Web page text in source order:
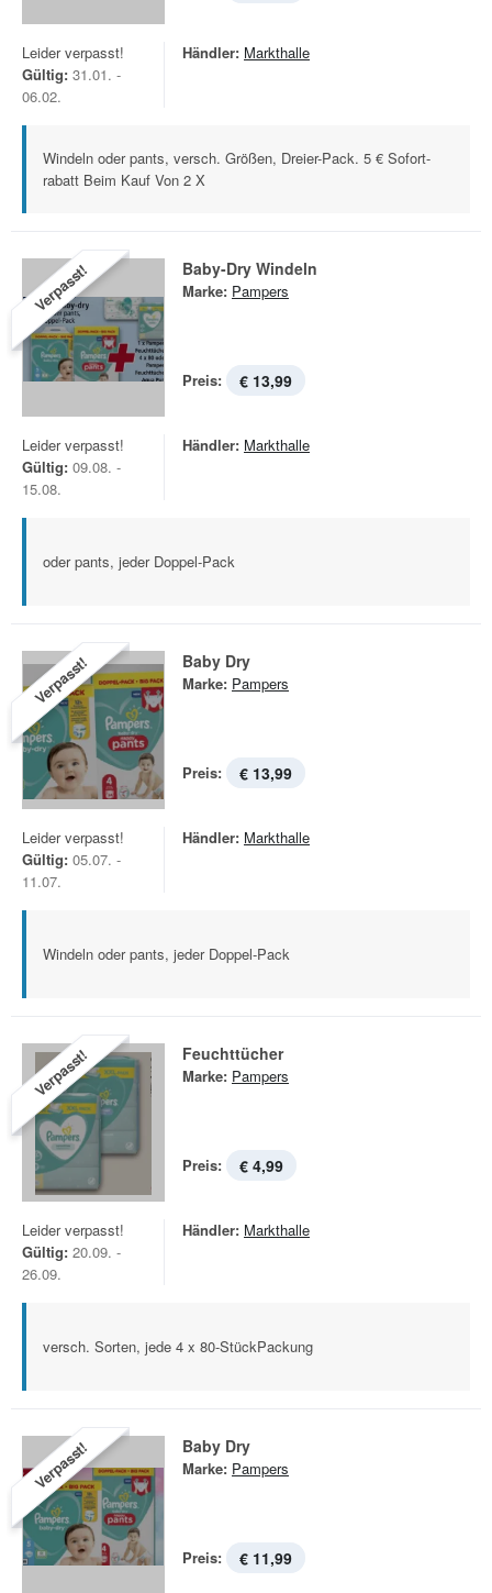
Leider verpasst!
Gültig: 31.01. -
06.02.
Händler: Markthalle
Windeln oder pants, versch. Größen, Dreier-Pack. 5 € Sofort-
rabatt Beim Kauf Von 2 X
Verpasst! Baby-Dry Windeln
Marke: Pampers
Preis: € 13,99
Leider verpasst!
Gültig: 09.08. -
15.08.
Händler: Markthalle
oder pants, jeder Doppel-Pack
Verpasst! Baby Dry
Marke: Pampers
Preis: € 13,99
Leider verpasst!
Gültig: 05.07. -
11.07.
Händler: Markthalle
Windeln oder pants, jeder Doppel-Pack
Verpasst! Feuchttücher
Marke: Pampers
Preis: € 4,99
Leider verpasst!
Gültig: 20.09. -
26.09.
Händler: Markthalle
versch. Sorten, jede 4 x 80-StückPackung
Verpasst! Baby Dry
Marke: Pampers
Preis: € 11,99